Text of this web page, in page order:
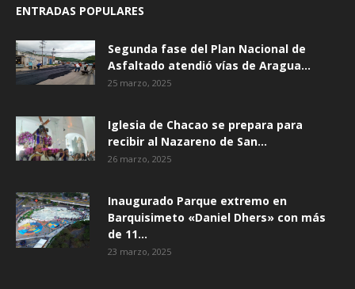
ENTRADAS POPULARES
Segunda fase del Plan Nacional de
Asfaltado atendió vías de Aragua...
25 marzo, 2025
Iglesia de Chacao se prepara para
recibir al Nazareno de San...
26 marzo, 2025
Inaugurado Parque extremo en
Barquisimeto «Daniel Dhers» con más
de 11...
23 marzo, 2025